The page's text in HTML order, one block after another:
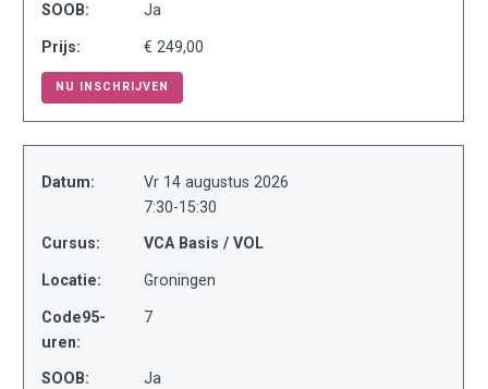
SOOB: Ja
Prijs: € 249,00
NU INSCHRIJVEN
Datum:
Vr 14 augustus 2026
7:30-15:30
Cursus: VCA Basis / VOL
Locatie: Groningen
Code95-
uren:
7
SOOB: Ja